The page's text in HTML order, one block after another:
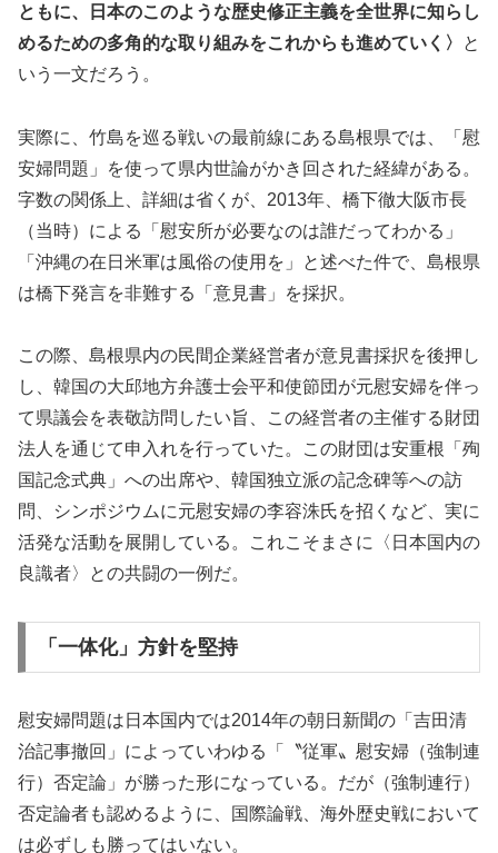
ともに、日本のこのような歴史修正主義を全世界に知らし
めるための多角的な取り組みをこれからも進めていく〉
と
いう一文だろう。
実際に、竹島を巡る戦いの最前線にある島根県では、「慰
安婦問題」を使って県内世論がかき回された経緯がある。
字数の関係上、詳細は省くが、2013年、橋下徹大阪市長
（当時）による「慰安所が必要なのは誰だってわかる」
「沖縄の在日米軍は風俗の使用を」と述べた件で、島根県
は橋下発言を非難する「意見書」を採択。
この際、島根県内の民間企業経営者が意見書採択を後押し
し、韓国の大邱地方弁護士会平和使節団が元慰安婦を伴っ
て県議会を表敬訪問したい旨、この経営者の主催する財団
法人を通じて申入れを行っていた。この財団は安重根「殉
国記念式典」への出席や、韓国独立派の記念碑等への訪
問、シンポジウムに元慰安婦の李容洙氏を招くなど、実に
活発な活動を展開している。これこそまさに〈日本国内の
良識者〉との共闘の一例だ。
「一体化」方針を堅持
慰安婦問題は日本国内では2014年の朝日新聞の「吉田清
治記事撤回」によっていわゆる「〝従軍〟慰安婦（強制連
行）否定論」が勝った形になっている。だが（強制連行）
否定論者も認めるように、国際論戦、海外歴史戦において
は必ずしも勝ってはいない。